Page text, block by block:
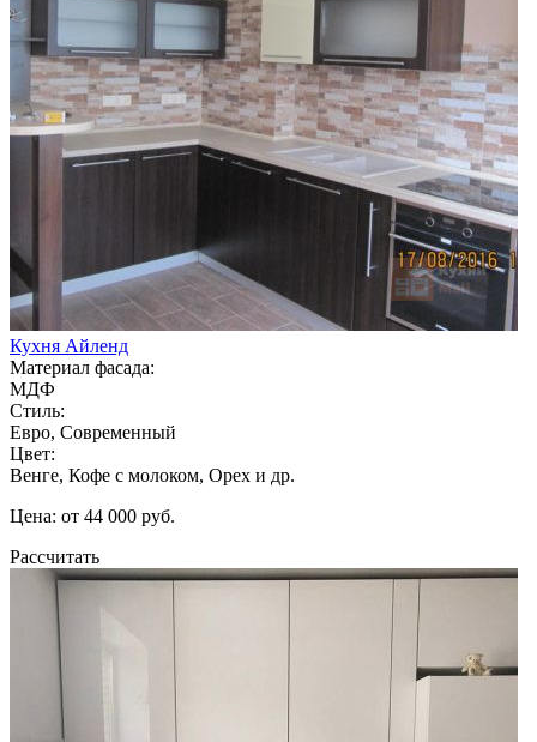
Кухня Айленд
Материал фасада:
МДФ
Стиль:
Евро, Современный
Цвет:
Венге, Кофе с молоком, Орех и др.
Цена: от 44 000 руб.
Рассчитать